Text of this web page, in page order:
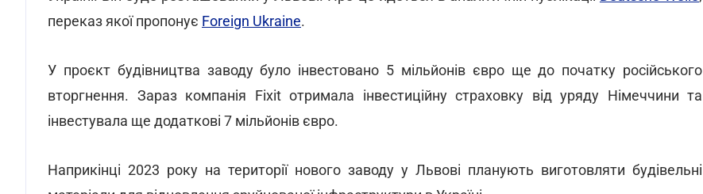
переказ якої пропонує Foreign Ukraine.
У проєкт будівництва заводу було інвестовано 5 мільйонів євро ще до початку російського
вторгнення. Зараз компанія Fixit отримала інвестиційну страховку від уряду Німеччини та
інвестувала ще додаткові 7 мільйонів євро.
Наприкінці 2023 року на території нового заводу у Львові планують виготовляти будівельні